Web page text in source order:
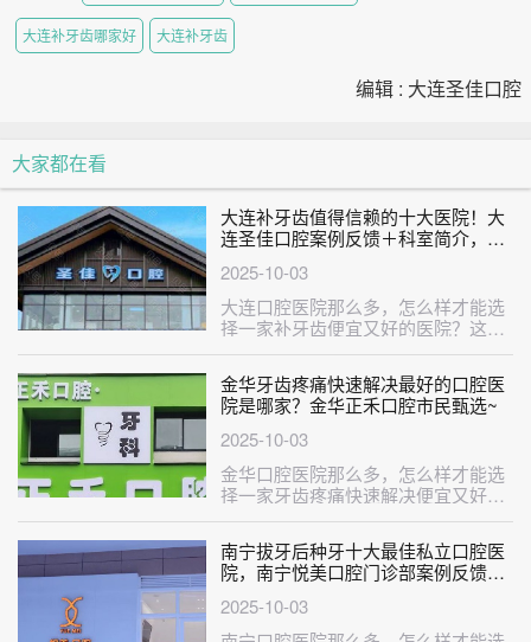
大连补牙齿哪家好 大连补牙齿
编辑 : 大连圣佳口腔
大家都在看
大连补牙齿值得信赖的十大医院！大
连圣佳口腔案例反馈＋科室简介，快
2025-10-03
大连口腔医院那么多，怎么样才能选
择一家补牙齿便宜又好的医院？这不
巧了，刚给大家整理出来一份补牙齿
比较···
金华牙齿疼痛快速解决最好的口腔医
院是哪家？金华正禾口腔市民甄选~
2025-10-03
金华口腔医院那么多，怎么样才能选
择一家牙齿疼痛快速解决便宜又好的
医院？这不巧了，刚给大家整理出来
一份···
南宁拔牙后种牙十大最佳私立口腔医
院，南宁悦美口腔门诊部案例反馈＋
2025-10-03